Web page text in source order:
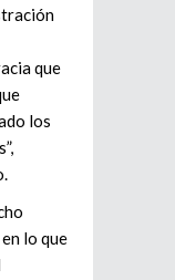
que
los
lo que